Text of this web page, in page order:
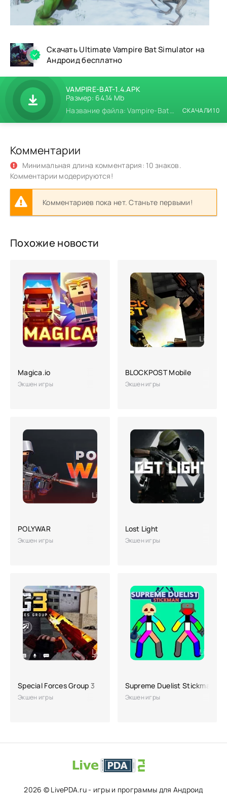
Скачать Ultimate Vampire Bat Simulator на
Андроид бесплатно
VAMPIRE-BAT-1.4.APK
Размер: 64.14 Mb
Название файла: Vampire-Bat-1.4.apk
СКАЧАЛИ 10
Комментарии
Минимальная длина комментария: 10 знаков.
Комментарии модерируются!
Комментариев пока нет. Станьте первыми!
Похожие новости
Magica.io
Экшен игры
BLOCKPOST Mobile
Экшен игры
POLYWAR
Экшен игры
Lost Light
Экшен игры
Special Forces Group 3
Экшен игры
Supreme Duelist Stickman
Экшен игры
2026 © LivePDA.ru - игры и программы для Андроид